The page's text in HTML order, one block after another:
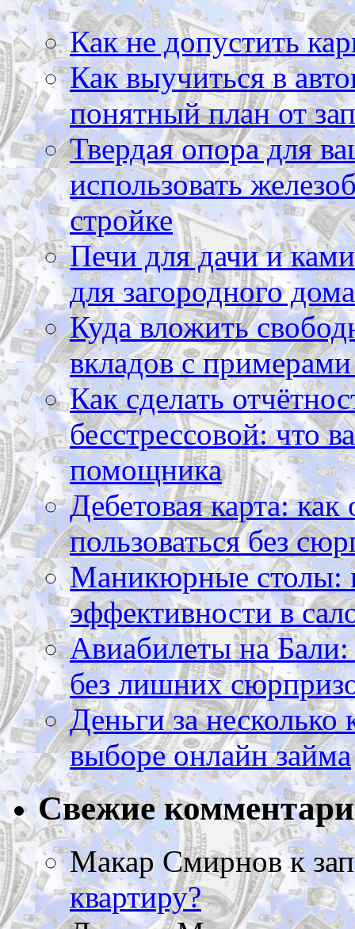
Как не допустить
Как выучиться в
понятный план от
Твердая опора для
использовать
стройке
Печи для дачи и
для загородного дома
Куда вложить
вкладов с
Как сделать
бесстрессовой: что
помощника
Дебетовая карта:
пользоваться без
Маникюрные столы:
эффективности в
Авиабилеты на Бали:
без лишних
Деньги за
выборе онлайн займа
Свежие
Макар Смирновк
квартиру?